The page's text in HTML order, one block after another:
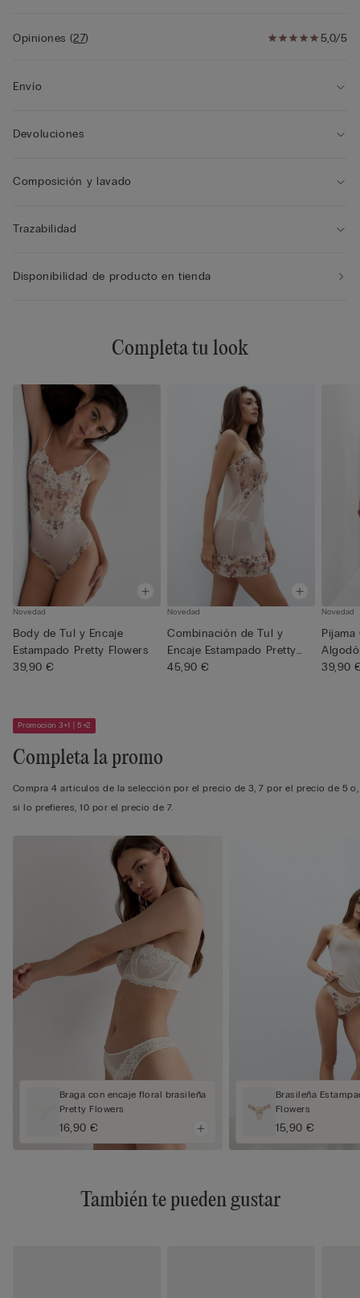
5,0/5
Opiniones (27)
Envío
Devoluciones
Composición y lavado
Trazabilidad
Disponibilidad de producto en tienda
Completa tu look
Novedad
Body de Tul y Encaje
Estampado Pretty Flowers
39,90 €
Novedad
Combinación de Tul y
Encaje Estampado Pretty
Flowe...
45,90 €
Novedad
39,90
Promoción 3+1 | 5+2
Completa la promo
Compra 4 artículos de la selección por el precio de 3, 7 por el precio de 5 o,
si lo prefieres, 10 por el precio de 7.
Braga con encaje floral brasileña
Pretty Flowers
16,90 €
Brasileña
Flowers
15,90 €
También te pueden gustar